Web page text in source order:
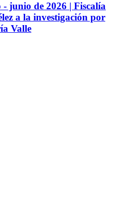
junio de 2026 | Fiscalía
a la investigación por
Valle